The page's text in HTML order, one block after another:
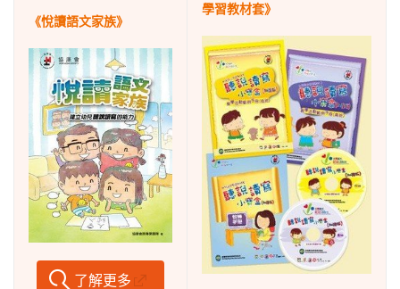
《悅讀語文家族》
了解更多
學習教材套》